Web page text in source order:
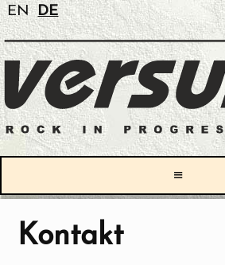
EN DE
≡
Kontakt